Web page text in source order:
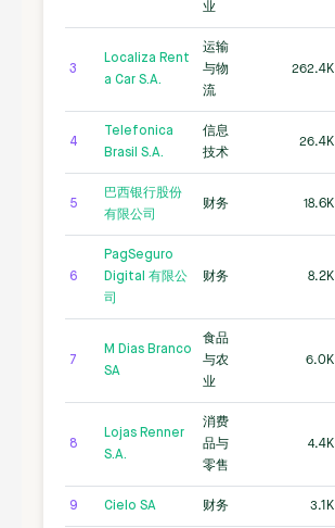
业
3
Localiza Rent
a Car S.A.
运输
与物
流
262.4K
4
Telefonica
Brasil S.A.
信息
技术
26.4K
5
巴西银行股份
有限公司
财务 18.6K
6
PagSeguro
Digital 有限公
司
财务 8.2K
7
M Dias Branco
SA
食品
与农
业
6.0K
8
Lojas Renner
S.A.
消费
品与
零售
4.4K
9 Cielo SA 财务 3.1K